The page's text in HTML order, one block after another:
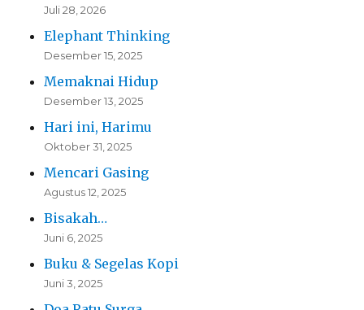
Juli 28, 2026
Elephant Thinking
Desember 15, 2025
Memaknai Hidup
Desember 13, 2025
Hari ini, Harimu
Oktober 31, 2025
Mencari Gasing
Agustus 12, 2025
Bisakah…
Juni 6, 2025
Buku & Segelas Kopi
Juni 3, 2025